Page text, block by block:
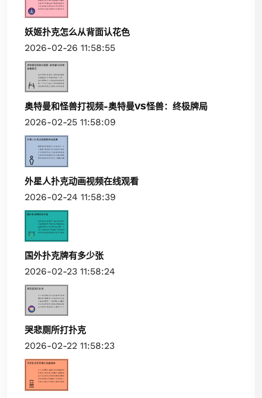
妖姬扑克怎么从背面认花色
2026-02-26 11:58:55
奥特曼和怪兽打视频-奥特曼VS怪兽：终极牌局
2026-02-25 11:58:09
外星人扑克动画视频在线观看
2026-02-24 11:58:39
国外扑克牌有多少张
2026-02-23 11:58:24
哭悲厕所打扑克
2026-02-22 11:58:23